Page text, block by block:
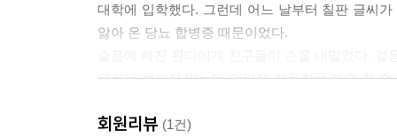
대학에 입학했다. 그런데 어느 날부터 칠판 글씨
앓아 온 당뇨 합병증 때문이었다.
그런데 보이지 않는데 어떻게 천문학을 계속 할
용기를 내어 나사 인터십에 도전한 완다는 다른
회원리뷰 (1건)